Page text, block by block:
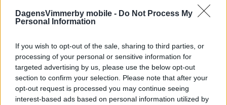
DagensVimmerby mobile - Do Not Process My
Personal Information
If you wish to opt-out of the sale, sharing to third parties, or
processing of your personal or sensitive information for
targeted advertising by us, please use the below opt-out
section to confirm your selection. Please note that after your
opt-out request is processed you may continue seeing
interest-based ads based on personal information utilized by